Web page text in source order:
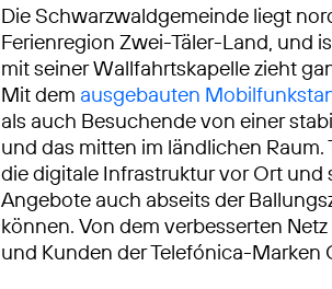
Die Schwarzwaldgemeinde liegt
Ferienregion Zwei-Täler-Land, und
mit seiner Wallfahrtskapelle zieht
Mit dem ausgebauten
als auch Besuchende von einer
und das mitten im ländlichen
die digitale Infrastruktur vor Ort
Angebote auch abseits der
können. Von dem verbesserten
und Kunden der Telefónica-Marken